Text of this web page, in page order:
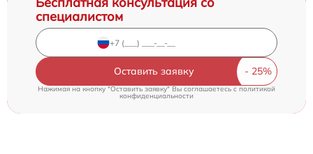
специалистом
Оставить заявку
Нажимая на кнопку "Оставить заявку" Вы соглашаетесь cполитикой
конфиденциальности